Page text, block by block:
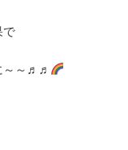
で
～～♬♬